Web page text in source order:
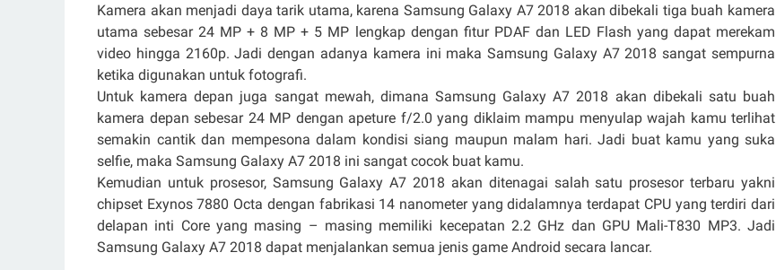
Kamera akan menjadi daya tarik utama, karena Samsung Galaxy A7 2018 akan dibekali tiga buah kamera
utama sebesar 24 MP + 8 MP + 5 MP lengkap dengan fitur PDAF dan LED Flash yang dapat merekam
video hingga 2160p. Jadi dengan adanya kamera ini maka Samsung Galaxy A7 2018 sangat sempurna
ketika digunakan untuk fotografi.
Untuk kamera depan juga sangat mewah, dimana Samsung Galaxy A7 2018 akan dibekali satu buah
kamera depan sebesar 24 MP dengan apeture f/2.0 yang diklaim mampu menyulap wajah kamu terlihat
semakin cantik dan mempesona dalam kondisi siang maupun malam hari. Jadi buat kamu yang suka
selfie, maka Samsung Galaxy A7 2018 ini sangat cocok buat kamu.
Kemudian untuk prosesor, Samsung Galaxy A7 2018 akan ditenagai salah satu prosesor terbaru yakni
chipset Exynos 7880 Octa dengan fabrikasi 14 nanometer yang didalamnya terdapat CPU yang terdiri dari
delapan inti Core yang masing – masing memiliki kecepatan 2.2 GHz dan GPU Mali-T830 MP3. Jadi
Samsung Galaxy A7 2018 dapat menjalankan semua jenis game Android secara lancar.